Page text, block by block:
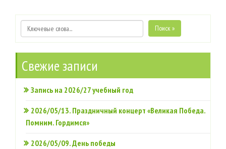
Поиск »
Свежие записи
Запись на 2026/27 учебный год
2026/05/13. Праздничный концерт «Великая Победа.
Помним. Гордимся»
2026/05/09. День победы